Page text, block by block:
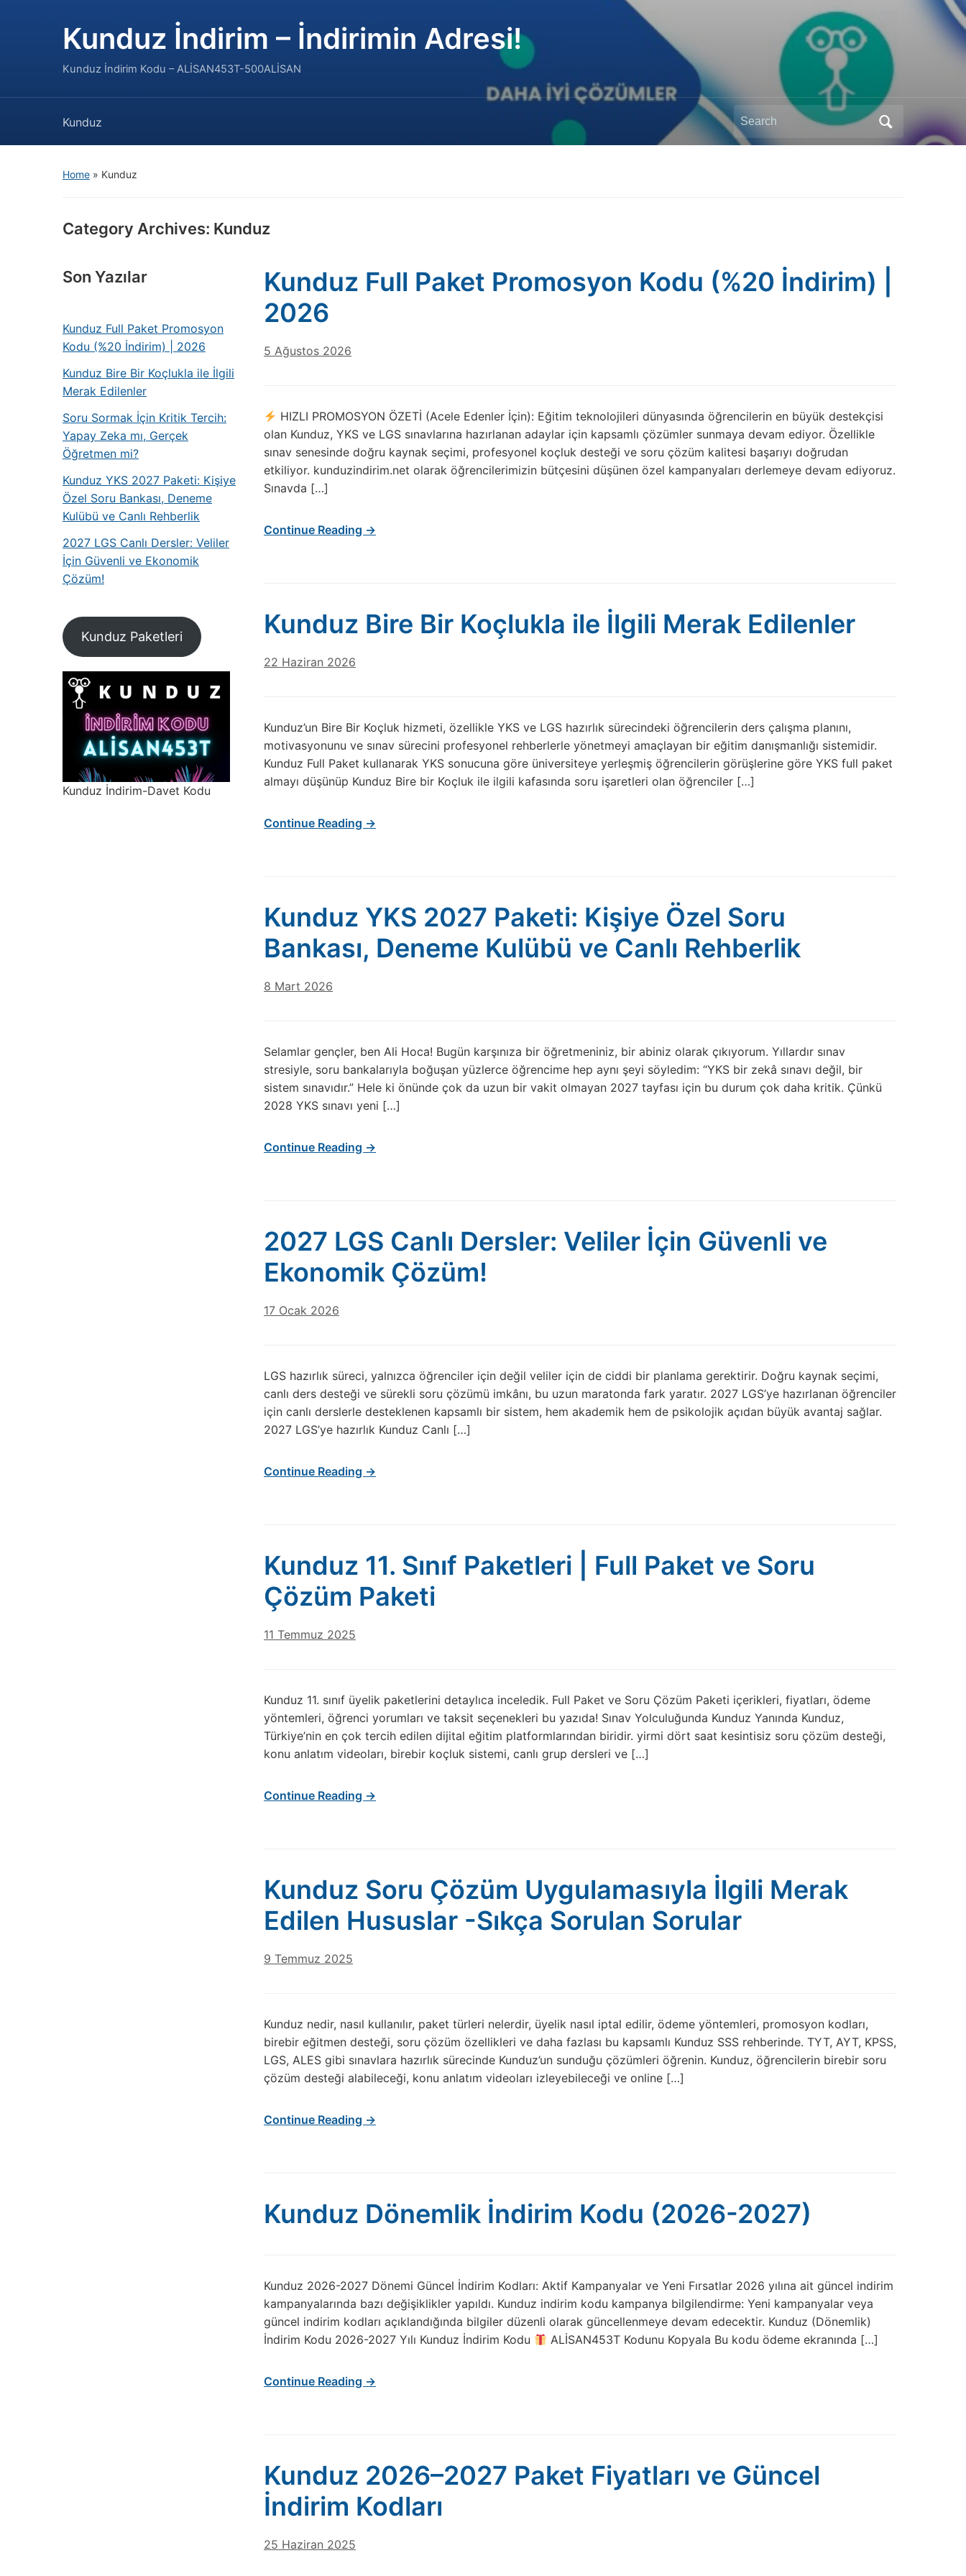
Kunduz İndirim – İndirimin Adresi!
Kunduz İndirim Kodu – ALİSAN453T-500ALİSAN
Kunduz
Search
for:
Home » Kunduz
Category Archives: Kunduz
Son Yazılar
Kunduz Full Paket Promosyon
Kodu (%20 İndirim) | 2026
Kunduz Bire Bir Koçlukla ile İlgili
Merak Edilenler
Soru Sormak İçin Kritik Tercih:
Yapay Zeka mı, Gerçek
Öğretmen mi?
Kunduz YKS 2027 Paketi: Kişiye
Özel Soru Bankası, Deneme
Kulübü ve Canlı Rehberlik
2027 LGS Canlı Dersler: Veliler
İçin Güvenli ve Ekonomik
Çözüm!
Kunduz Paketleri
Kunduz İndirim-Davet Kodu
Kunduz Full Paket Promosyon Kodu (%20 İndirim) |
2026
5 Ağustos 2026
HIZLI PROMOSYON ÖZETİ (Acele Edenler İçin): Eğitim teknolojileri dünyasında öğrencilerin en büyük destekçisi
olan Kunduz, YKS ve LGS sınavlarına hazırlanan adaylar için kapsamlı çözümler sunmaya devam ediyor. Özellikle
sınav senesinde doğru kaynak seçimi, profesyonel koçluk desteği ve soru çözüm kalitesi başarıyı doğrudan
etkiliyor. kunduzindirim.net olarak öğrencilerimizin bütçesini düşünen özel kampanyaları derlemeye devam ediyoruz.
Sınavda […]
Continue Reading →
Kunduz Bire Bir Koçlukla ile İlgili Merak Edilenler
22 Haziran 2026
Kunduz’un Bire Bir Koçluk hizmeti, özellikle YKS ve LGS hazırlık sürecindeki öğrencilerin ders çalışma planını,
motivasyonunu ve sınav sürecini profesyonel rehberlerle yönetmeyi amaçlayan bir eğitim danışmanlığı sistemidir.
Kunduz Full Paket kullanarak YKS sonucuna göre üniversiteye yerleşmiş öğrencilerin görüşlerine göre YKS full paket
almayı düşünüp Kunduz Bire bir Koçluk ile ilgili kafasında soru işaretleri olan öğrenciler […]
Continue Reading →
Kunduz YKS 2027 Paketi: Kişiye Özel Soru
Bankası, Deneme Kulübü ve Canlı Rehberlik
8 Mart 2026
Selamlar gençler, ben Ali Hoca! Bugün karşınıza bir öğretmeniniz, bir abiniz olarak çıkıyorum. Yıllardır sınav
stresiyle, soru bankalarıyla boğuşan yüzlerce öğrencime hep aynı şeyi söyledim: “YKS bir zekâ sınavı değil, bir
sistem sınavıdır.” Hele ki önünde çok da uzun bir vakit olmayan 2027 tayfası için bu durum çok daha kritik. Çünkü
2028 YKS sınavı yeni […]
Continue Reading →
2027 LGS Canlı Dersler: Veliler İçin Güvenli ve
Ekonomik Çözüm!
17 Ocak 2026
LGS hazırlık süreci, yalnızca öğrenciler için değil veliler için de ciddi bir planlama gerektirir. Doğru kaynak seçimi,
canlı ders desteği ve sürekli soru çözümü imkânı, bu uzun maratonda fark yaratır. 2027 LGS’ye hazırlanan öğrenciler
için canlı derslerle desteklenen kapsamlı bir sistem, hem akademik hem de psikolojik açıdan büyük avantaj sağlar.
2027 LGS’ye hazırlık Kunduz Canlı […]
Continue Reading →
Kunduz 11. Sınıf Paketleri | Full Paket ve Soru
Çözüm Paketi
11 Temmuz 2025
Kunduz 11. sınıf üyelik paketlerini detaylıca inceledik. Full Paket ve Soru Çözüm Paketi içerikleri, fiyatları, ödeme
yöntemleri, öğrenci yorumları ve taksit seçenekleri bu yazıda! Sınav Yolculuğunda Kunduz Yanında Kunduz,
Türkiye’nin en çok tercih edilen dijital eğitim platformlarından biridir. yirmi dört saat kesintisiz soru çözüm desteği,
konu anlatım videoları, birebir koçluk sistemi, canlı grup dersleri ve […]
Continue Reading →
Kunduz Soru Çözüm Uygulamasıyla İlgili Merak
Edilen Hususlar -Sıkça Sorulan Sorular
9 Temmuz 2025
Kunduz nedir, nasıl kullanılır, paket türleri nelerdir, üyelik nasıl iptal edilir, ödeme yöntemleri, promosyon kodları,
birebir eğitmen desteği, soru çözüm özellikleri ve daha fazlası bu kapsamlı Kunduz SSS rehberinde. TYT, AYT, KPSS,
LGS, ALES gibi sınavlara hazırlık sürecinde Kunduz’un sunduğu çözümleri öğrenin. Kunduz, öğrencilerin birebir soru
çözüm desteği alabileceği, konu anlatım videoları izleyebileceği ve online […]
Continue Reading →
Kunduz Dönemlik İndirim Kodu (2026-2027)
Kunduz 2026-2027 Dönemi Güncel İndirim Kodları: Aktif Kampanyalar ve Yeni Fırsatlar 2026 yılına ait güncel indirim
kampanyalarında bazı değişiklikler yapıldı. Kunduz indirim kodu kampanya bilgilendirme: Yeni kampanyalar veya
güncel indirim kodları açıklandığında bilgiler düzenli olarak güncellenmeye devam edecektir. Kunduz (Dönemlik)
İndirim Kodu 2026-2027 Yılı Kunduz İndirim Kodu
ALİSAN453T Kodunu Kopyala Bu kodu ödeme ekranında […]
Continue Reading →
Kunduz 2026–2027 Paket Fiyatları ve Güncel
İndirim Kodları
25 Haziran 2025